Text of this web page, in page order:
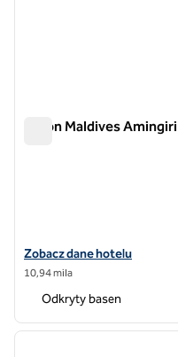
Hilton Maldives
Zobacz szczegóły hotelu
Zobacz dane hotelu
10,94 mila
Odkryty basen
1 z 13